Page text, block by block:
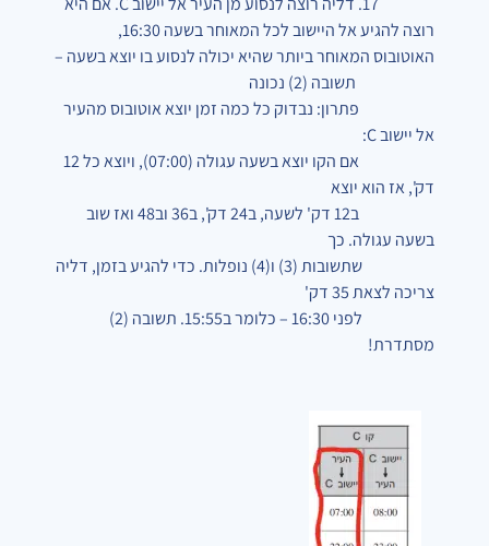
רוצה להגיע אל היישוב לכל המאוחר בשעה 16:30,
האוטובוס המאוחר ביותר שהיא יכולה לנסוע בו יוצא בשעה –
תשובה (2) נכונה
פתרון: נבדוק כל כמה זמן יוצא אוטובוס מהעיר
אל יישוב C:
אם הקו יוצא בשעה עגולה (07:00), ויוצא כל 12
דק', אז הוא יוצא
ב12 דק' לשעה, ב24 דק', ב36 וב48 ואז שוב
בשעה עגולה. כך
שתשובות (3) ו(4) נופלות. כדי להגיע בזמן, דליה
צריכה לצאת 35 דק'
לפני 16:30 – כלומר ב15:55.
תשובה (2)
מסתדרת!